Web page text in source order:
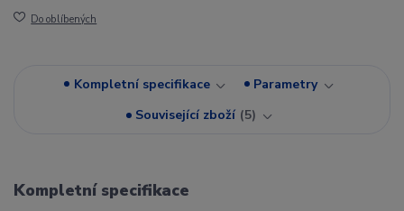
Do oblíbených
Kompletní specifikace
Parametry
Související zboží 5
Kompletní specifikace